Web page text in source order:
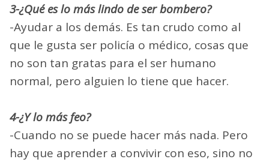
3-¿Qué es lo más lindo de ser bombero?
-Ayudar a los demás. Es tan crudo como al
que le gusta ser policía o médico, cosas que
no son tan gratas para el ser humano
normal, pero alguien lo tiene que hacer.
4-¿Y lo más feo?
-Cuando no se puede hacer más nada. Pero
hay que aprender a convivir con eso, sino no